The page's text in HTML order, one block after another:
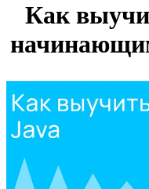
Как